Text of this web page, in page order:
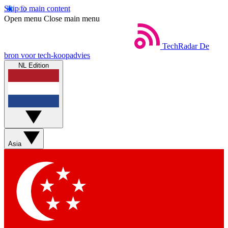
Skip to main content
Open menu Close main menu
TechRadar De
bron voor tech-koopadvies
NL Edition
Asia